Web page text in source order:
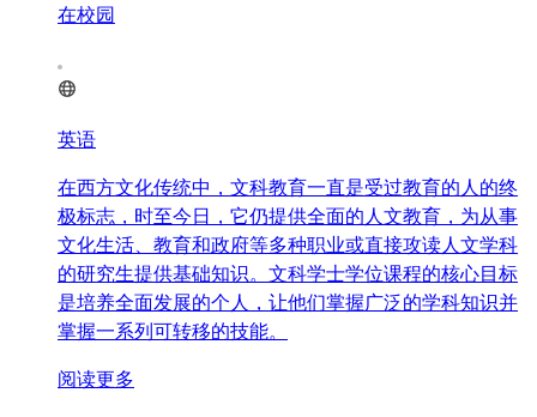
在校园
英语
在西方文化传统中，文科教育一直是受过教育的人的终
极标志，时至今日，它仍提供全面的人文教育，为从事
文化生活、教育和政府等多种职业或直接攻读人文学科
的研究生提供基础知识。文科学士学位课程的核心目标
是培养全面发展的个人，让他们掌握广泛的学科知识并
掌握一系列可转移的技能。
阅读更多